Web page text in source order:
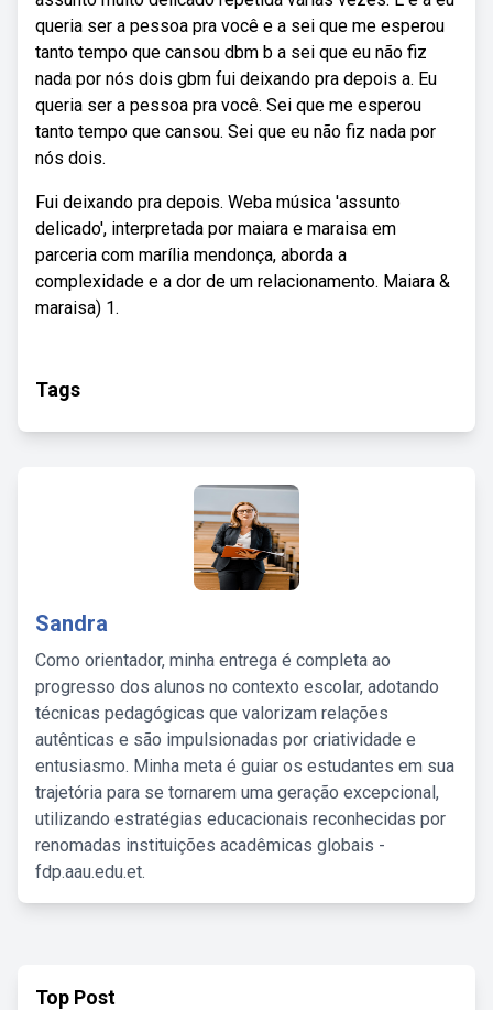
queria ser a pessoa pra você e a sei que me esperou
tanto tempo que cansou dbm b a sei que eu não fiz
nada por nós dois gbm fui deixando pra depois a. Eu
queria ser a pessoa pra você. Sei que me esperou
tanto tempo que cansou. Sei que eu não fiz nada por
nós dois.
Fui deixando pra depois. Weba música 'assunto
delicado', interpretada por maiara e maraisa em
parceria com marília mendonça, aborda a
complexidade e a dor de um relacionamento. Maiara &
maraisa) 1.
Tags
Sandra
Como orientador, minha entrega é completa ao
progresso dos alunos no contexto escolar, adotando
técnicas pedagógicas que valorizam relações
autênticas e são impulsionadas por criatividade e
entusiasmo. Minha meta é guiar os estudantes em sua
trajetória para se tornarem uma geração excepcional,
utilizando estratégias educacionais reconhecidas por
renomadas instituições acadêmicas globais -
fdp.aau.edu.et.
Top Post